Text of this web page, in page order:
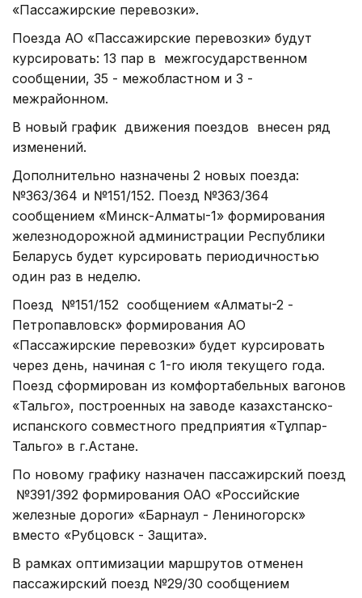
«Пассажирские перевозки».
Поезда АО «Пассажирские перевозки» будут
курсировать: 13 пар в межгосударственном
сообщении, 35 - межобластном и 3 -
межрайонном.
В новый график движения поездов внесен ряд
изменений.
Дополнительно назначены 2 новых поезда:
№363/364 и №151/152. Поезд №363/364
сообщением «Минск-Алматы-1» формирования
железнодорожной администрации Республики
Беларусь будет курсировать периодичностью
один раз в неделю.
Поезд №151/152 сообщением «Алматы-2 -
Петропавловск» формирования АО
«Пассажирские перевозки» будет курсировать
через день, начиная с 1-го июля текущего года.
Поезд сформирован из комфортабельных вагонов
«Тальго», построенных на заводе казахстанско-
испанского совместного предприятия «Тұлпар-
Тальго» в г.Астане.
По новому графику назначен пассажирский поезд
№391/392 формирования ОАО «Российские
железные дороги» «Барнаул - Лениногорск»
вместо «Рубцовск - Защита».
В рамках оптимизации маршрутов отменен
пассажирский поезд №29/30 сообщением